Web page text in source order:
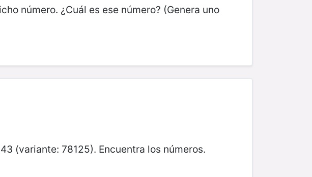
número. ¿Cuál es ese número? (Genera uno
(variante: 78125). Encuentra los números.